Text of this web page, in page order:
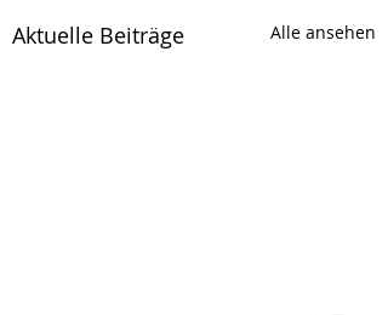
Aktuelle Beiträge Alle ansehen